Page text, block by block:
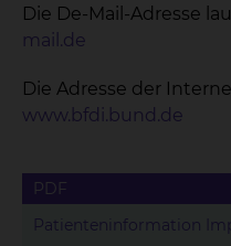
Die De-Mail-Adresse
mail.de
Die Adresse der
www.bfdi.bund.de
PDF
Pa­ti­en­ten­in­for­ma­ti­on